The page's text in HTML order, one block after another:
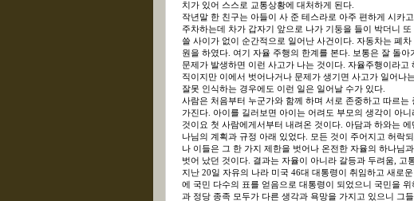
치가 있어 스스로 교통상황에 대처하게 된다.
작년말 한 친구는 아들이 사 준 테스라로 아주 편하게 시카
주차하는데 차가 갑자기 앞으로 나가 기둥을 들이 박더니
쓸 사이가 없이 순간적으로 일어난 사건이다. 자동차는 폐
원을 하였다. 여기 자율 주행의 한계를 본다. 보통은 잘 돌
문제가 발생하면 이런 사고가 나는 것이다. 자율주행이라
직이지만 이에서 벗어나거나 문제가 생기면 사고가 일어나
잘못 인식하는 경우에도 이런 일은 일어날 수가 있다.
사람은 처음부터 누군가와 함께 하며 서로 존중하고 따르
가진다. 아이를 길러보면 아이는 어려도 부모의 생각이 아
것이요 첫 사람에게서부터 내려온 것이다. 아담과 하와는
나님의 계획과 규정 아래 있었다. 모든 것이 주어지고 허락
나 이들은 그 한 가지 제한을 벗어나 온전한 자율의 하나님
벗어 났던 것이다. 결과는 자율이 아니라 갈등과 두려움, 고
지난 20일 자유의 나라 미국 46대 대통령이 취임하고 새로
에 국민 다수의 표를 얻음으로 대통령이 되었으니 국민을
과 정당 종족 모두가 다른 생각과 욕망을 가지고 있으니 그